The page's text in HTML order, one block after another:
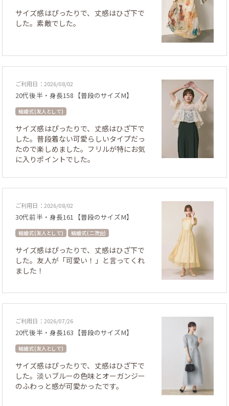
サイズ感はぴったりで、丈感はひざ下で
した。素敵でした。
ご利用日：2026/08/02
20代後半・身長158【普段のサイズM】
結婚式 (友人として)
サイズ感はぴったりで、丈感はひざ下で
した。普段着ない可愛らしいタイプだっ
たので楽しめました。フリルが特にお気
に入りポイントでした。
ご利用日：2026/08/02
30代前半・身長161【普段のサイズM】
結婚式 (友人として) 結婚式 (二次会)
サイズ感はぴったりで、丈感はひざ下で
した。友人が「可愛い！」と言ってくれ
ました！
ご利用日：2026/07/26
20代後半・身長163【普段のサイズM】
結婚式 (友人として)
サイズ感はぴったりで、丈感はひざ下で
した。淡いブルーの色味とオーガンジー
のふわっと感が可愛かったです。